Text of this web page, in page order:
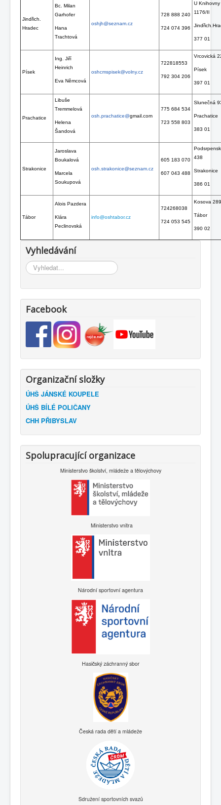
Jindřich.
Hradec
Bc. Milan
Garhofer
Hana
Trachtová
oshjh@seznam.cz
728 888 240
724 074 396
U Knihovny
1176/II
377 01
Písek
Ing. Jiří
Heinrich
Eva Němcová
oshcmspisek@volny.cz
722818553
792 304 206
Vrcovická
Písek
397 01
Prachatice
Libuše
Tremmelová
Helena
Šandová
osh.prachatice@gmail.com
775 684 534
723 558 803
Slunečná
Prachatice
383 01
Strakonice
Jaroslava
Boukalová
Marcela
Soukupová
osh.strakonice@seznam.cz
605 183 070
607 043 488
438
Strakonice
386 01
Tábor
Alois Pazdera
Klára
Peclinovská
info@oshtabor.cz
724268038
724 053 545
Kosova
Tábor
390 02
Vyhledávání
Vyhledávání...
Facebook
Organizační složky
ÚHŠ JÁNSKÉ KOUPELE
ÚHŠ BÍLÉ POLIČANY
CHH PŘIBYSLAV
Spolupracující organizace
Ministerstvo školství, mládeže a tělovýchovy
Ministerstvo vnitra
Národní sportovní agentura
Hasičský záchranný sbor
Česká rada dětí a mládeže
Sdružení sportovních svazů